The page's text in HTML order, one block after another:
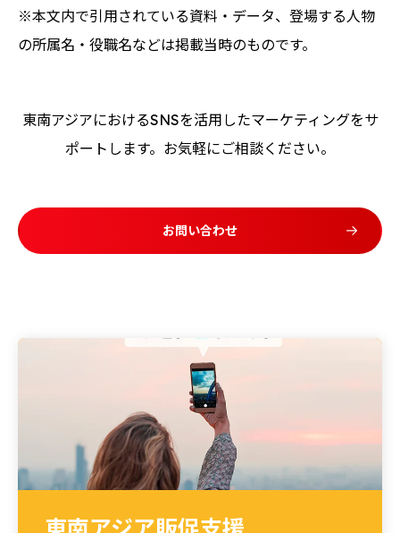
※本文内で引用されている資料・データ、登場する人物
の所属名・役職名などは掲載当時のものです。
東南アジアにおけるSNSを活用したマーケティングをサ
ポートします。お気軽にご相談ください。
お問い合わせ